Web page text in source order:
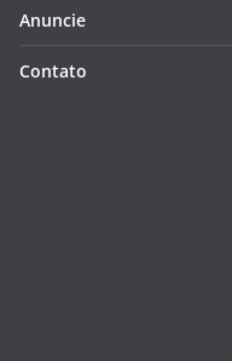
Anuncie
Contato